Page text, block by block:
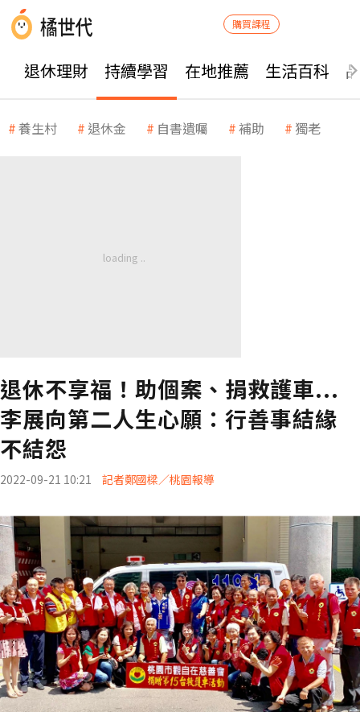
購買課程
退休理財 持續學習 在地推薦 生活百科
養生村 退休金 自書遺囑 補助 獨老
退休不享福！助個案、捐救護車...
李展向第二人生心願：行善事結緣
不結怨
2022-09-21 10:21 記者鄭國樑／桃園報導